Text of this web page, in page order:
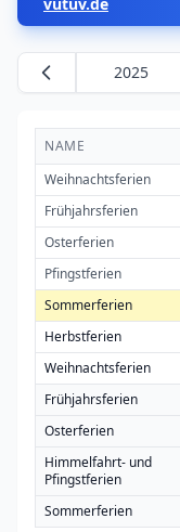
2025
NAME
Weihnachtsferien
Frühjahrsferien
Osterferien
Pfingstferien
Sommerferien
Herbstferien
Weihnachtsferien
Frühjahrsferien
Osterferien
Himmelfahrt- und
Pfingstferien
Sommerferien